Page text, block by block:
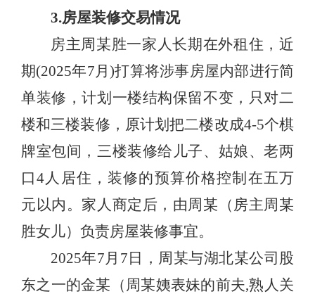
3.房屋装修交易情况
房主周某胜一家人长期在外租住，近
期(2025年7月)打算将涉事房屋内部进行简
单装修，计划一楼结构保留不变，只对二
楼和三楼装修，原计划把二楼改成4-5个棋
牌室包间，三楼装修给儿子、姑娘、老两
口4人居住，装修的预算价格控制在五万
元以内。家人商定后，由周某（房主周某
胜女儿）负责房屋装修事宜。
2025年7月7日，周某与湖北某公司股
东之一的金某（周某姨表妹的前夫,熟人关